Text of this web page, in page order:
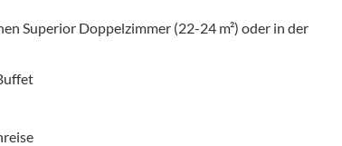
Superior Doppelzimmer (22-24 m²) oder in der